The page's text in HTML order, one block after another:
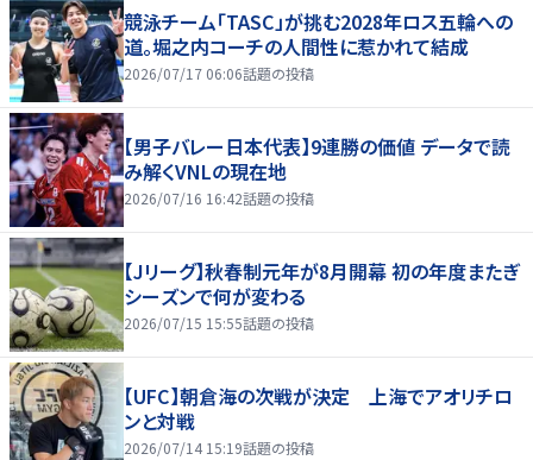
競泳チーム「TASC」が挑む2028年ロス五輪への
道。堀之内コーチの人間性に惹かれて結成
2026/07/17 06:06話題の投稿
【男子バレー日本代表】9連勝の価値 データで読
み解くVNLの現在地
2026/07/16 16:42話題の投稿
【Jリーグ】秋春制元年が8月開幕 初の年度またぎ
シーズンで何が変わる
2026/07/15 15:55話題の投稿
【UFC】朝倉海の次戦が決定 上海でアオリチロ
ンと対戦
2026/07/14 15:19話題の投稿